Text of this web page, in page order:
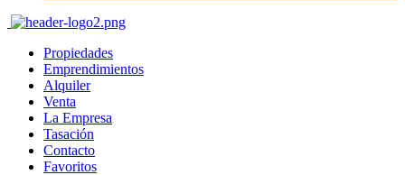
Propiedades
Emprendimientos
Alquiler
Venta
La Empresa
Tasación
Contacto
Favoritos